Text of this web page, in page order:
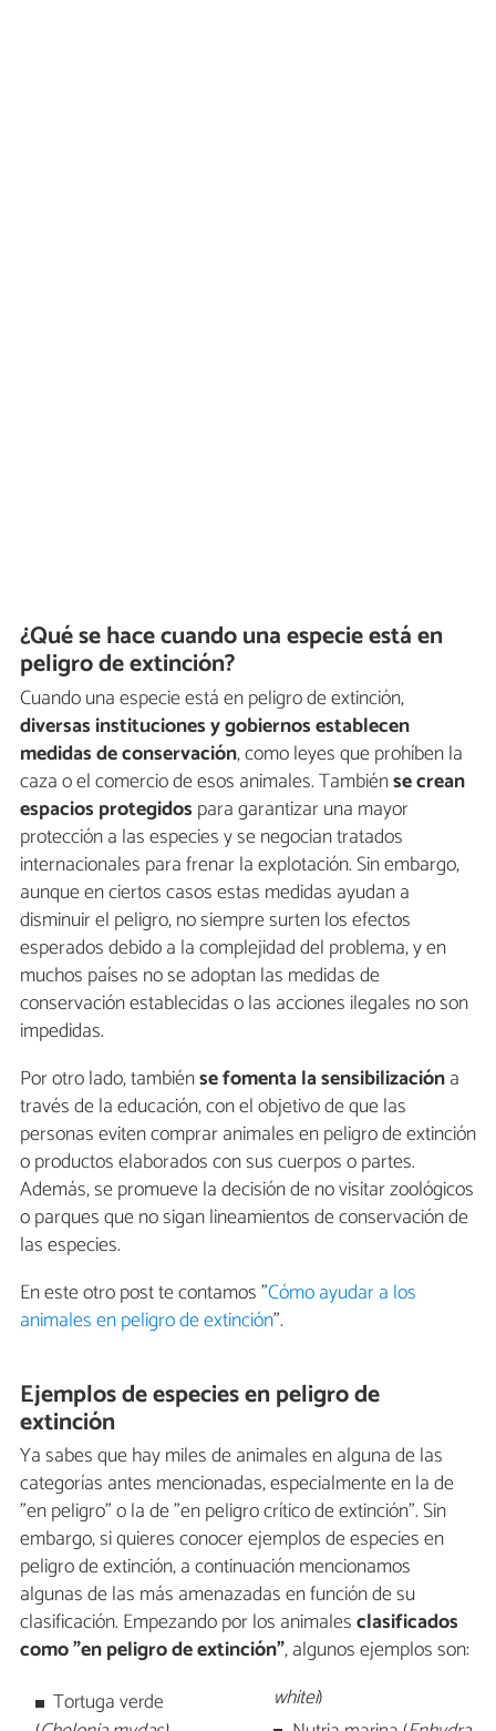
¿Qué se hace cuando una especie está en
peligro de extinción?
Cuando una especie está en peligro de extinción,
diversas instituciones y gobiernos establecen
medidas de conservación, como leyes que prohíben la
caza o el comercio de esos animales. Tambiénse crean
espacios protegidos para garantizar una mayor
protección a las especies y se negocian tratados
internacionales para frenar la explotación. Sin embargo,
aunque en ciertos casos estas medidas ayudan a
disminuir el peligro, no siempre surten los efectos
esperados debido a la complejidad del problema, y en
muchos países no se adoptan las medidas de
conservación establecidas o las acciones ilegales no son
impedidas.
Por otro lado, tambiénse fomenta la sensibilizacióna
través de la educación, con el objetivo de que las
personas eviten comprar animales en peligro de extinción
o productos elaborados con sus cuerpos o partes.
Además, se promueve la decisión de no visitar zoológicos
o parques que no sigan lineamientos de conservación de
las especies.
En este otro post te contamos "Cómo ayudar a los
animales en peligro de extinción".
Ejemplos de especies en peligro de
extinción
Ya sabes que hay miles de animales en alguna de las
categorías antes mencionadas, especialmente en la de
"en peligro" o la de "en peligro crítico de extinción". Sin
embargo, si quieres conocer ejemplos de especies en
peligro de extinción, a continuación mencionamos
algunas de las más amenazadas en función de su
clasificación. Empezando por los animalesclasificados
como "en peligro de extinción", algunos ejemplos son:
Tortuga verde
whitei)